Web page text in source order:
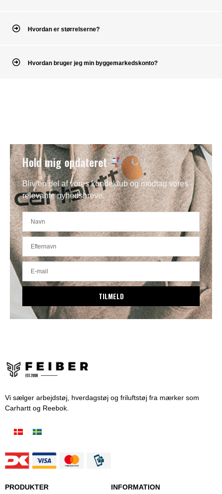
Hvordan er størrelserne?
Hvordan bruger jeg min byggemarkedskonto?
Hold mig opdateret
Bliv en del af vores kundeklub og modtag vores
relevante nyhedsbreve.
TILMELD
Vi sælger arbejdstøj, hverdagstøj og friluftstøj fra mærker som
Carhartt og Reebok.
PRODUKTER INFORMATION